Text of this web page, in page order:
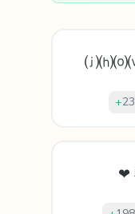
+
❤